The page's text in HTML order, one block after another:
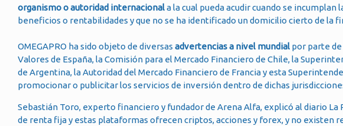
organismo o autoridad internacionala la cual pueda acudir cuando se
beneficios o rentabilidades y que no se ha identificado un domicilio cierto de la
OMEGAPRO ha sido objeto de diversas advertencias a nivel mundial por parte
Valores de España, la Comisión para el Mercado Financiero de Chile, la
de Argentina, la Autoridad del Mercado Financiero de Francia y esta
promocionar o publicitar los servicios de inversión dentro de dichas
Sebastián Toro, experto financiero y fundador de Arena Alfa, explicó al diario La
de renta fija y estas plataformas ofrecen criptos, acciones y forex, y no existen